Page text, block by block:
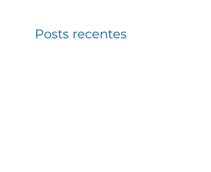
Posts recentes